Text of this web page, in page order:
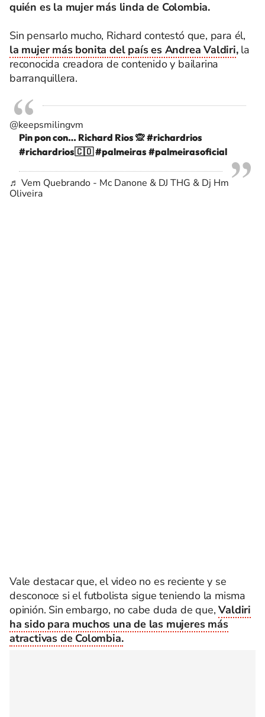
quién es la mujer más linda de Colombia.
Sin pensarlo mucho, Richard contestó que, para él,
la mujer más bonita del país es Andrea Valdiri,la
reconocida creadora de contenido y bailarina
barranquillera.
@keepsmilingvm
Pin pon con… Richard Rios 🙊#richardrios
#richardrios🇨🇴#palmeiras#palmeirasoficial
♬ Vem Quebrando - Mc Danone & DJ THG & Dj Hm
Oliveira
Vale destacar que, el video no es reciente y se
desconoce si el futbolista sigue teniendo la misma
opinión. Sin embargo, no cabe duda de que,Valdiri
ha sido para muchos una de las mujeres más
atractivas de Colombia.